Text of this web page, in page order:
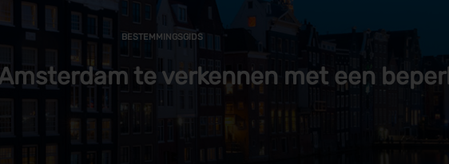
BESTEMMINGSGIDS
te verkennen met een